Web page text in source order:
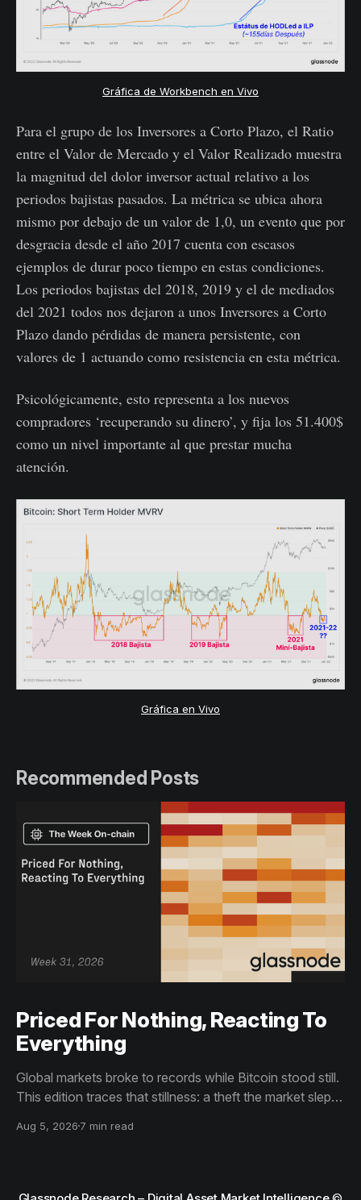
Gráfica de Workbench en Vivo
Para el grupo de los Inversores a Corto Plazo, el Ratio
entre el Valor de Mercado y el Valor Realizado muestra
la magnitud del dolor inversor actual relativo a los
periodos bajistas pasados. La métrica se ubica ahora
mismo por debajo de un valor de 1,0, un evento que por
desgracia desde el año 2017 cuenta con escasos
ejemplos de durar poco tiempo en estas condiciones.
Los periodos bajistas del 2018, 2019 y el de mediados
del 2021 todos nos dejaron a unos Inversores a Corto
Plazo dando pérdidas de manera persistente, con
valores de 1 actuando como resistencia en esta métrica.
Psicológicamente, esto representa a los nuevos
compradores ‘recuperando su dinero’, y fija los 51.400$
como un nivel importante al que prestar mucha
atención.
Gráfica en Vivo
Recommended Posts
Priced For Nothing, Reacting To
Everything
Global markets broke to records while Bitcoin stood still.
This edition traces that stillness: a theft the market slept
than capitulation, and an options market priced for
Aug 5, 2026 7 min read